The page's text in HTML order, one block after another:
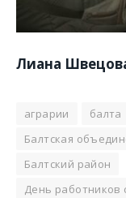
Лиана
аграрии
балта
Балтская
Балтский район
День работников